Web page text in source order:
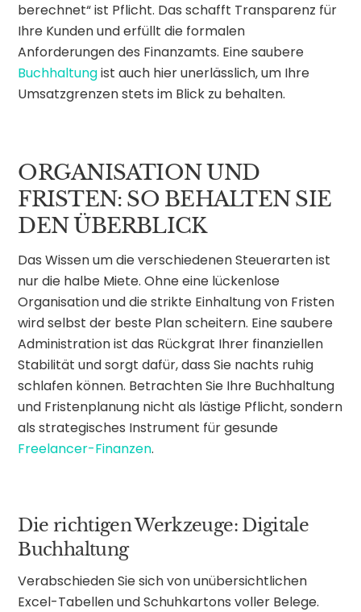
berechnet“ ist Pflicht. Das schafft Transparenz für
Ihre Kunden und erfüllt die formalen
Anforderungen des Finanzamts. Eine saubere
Buchhaltungist auch hier unerlässlich, um Ihre
Umsatzgrenzen stets im Blick zu behalten.
ORGANISATION UND
FRISTEN: SO BEHALTEN SIE
DEN ÜBERBLICK
Das Wissen um die verschiedenen Steuerarten ist
nur die halbe Miete. Ohne eine lückenlose
Organisation und die strikte Einhaltung von Fristen
wird selbst der beste Plan scheitern. Eine saubere
Administration ist das Rückgrat Ihrer finanziellen
Stabilität und sorgt dafür, dass Sie nachts ruhig
schlafen können. Betrachten Sie Ihre Buchhaltung
und Fristenplanung nicht als lästige Pflicht, sondern
als strategisches Instrument für gesunde
Freelancer-Finanzen.
Die richtigen Werkzeuge: Digitale
Buchhaltung
Verabschieden Sie sich von unübersichtlichen
Excel-Tabellen und Schuhkartons voller Belege.